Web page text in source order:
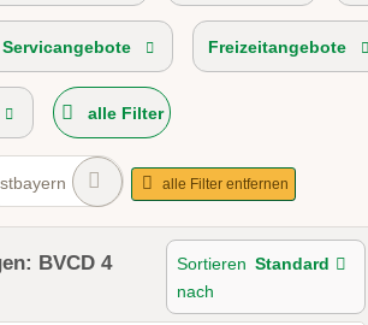
Freizeitangebote
alle Filter
alle Filter entfernen
BVCD 4
Sortieren
nach
Standard